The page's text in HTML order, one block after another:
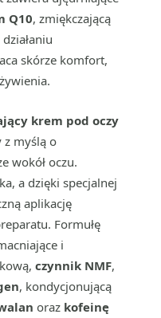
Q10, zmiękczającą
działaniu
skórze komfort,
krem pod oczy
z myślą o
wokół oczu.
a dzięki specjalnej
aplikację
Formułę
i
czynnik NMF,
, kondycjonującą
oraz kofeinę